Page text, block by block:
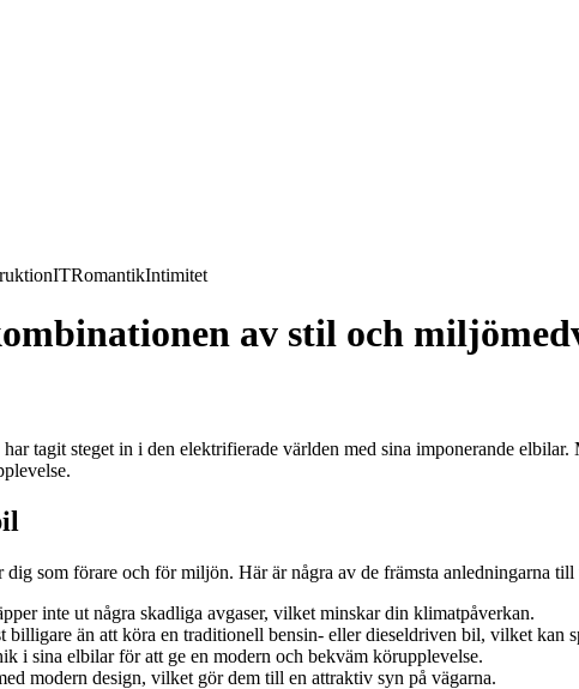
ITRomantikIntimitet
av stil och
tagit steget in i den elektrifierade världen med sina imponerande
som förare och för miljön. Här är några av de främsta anledningarna
inte ut några skadliga avgaser, vilket minskar din klimatpåverkan.
billigare än att köra en traditionell bensin- eller dieseldriven bil, vilket kan
i sina elbilar för att ge en modern och bekväm körupplevelse.
modern design, vilket gör dem till en attraktiv syn på vägarna.